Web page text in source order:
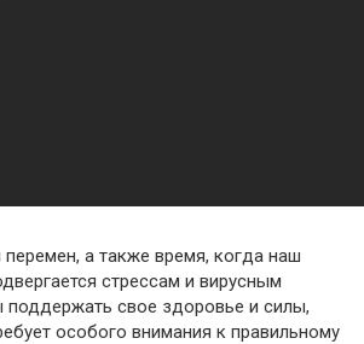
а также время, когда наш
стрессам и вирусным
свое здоровье и силы,
особого внимания к правильному